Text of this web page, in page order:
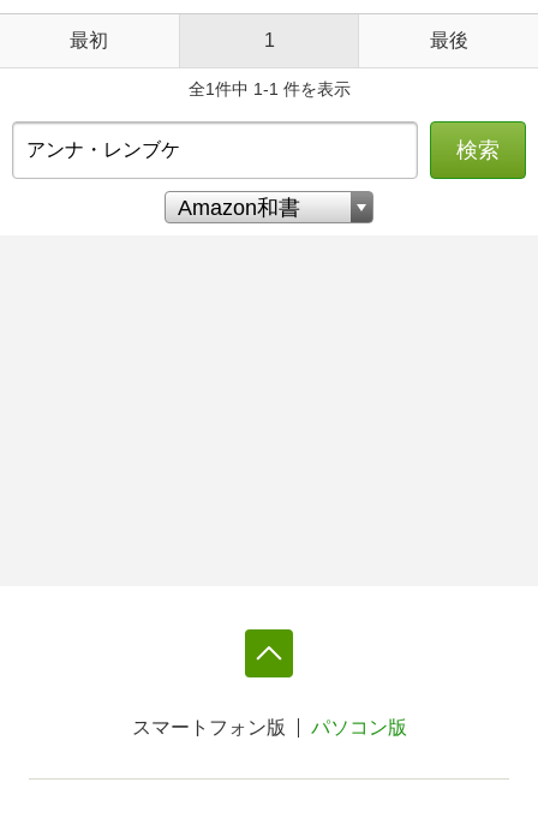
最初 1 最後
全1件中 1-1 件を表示
検索
スマートフォン版 パソコン版